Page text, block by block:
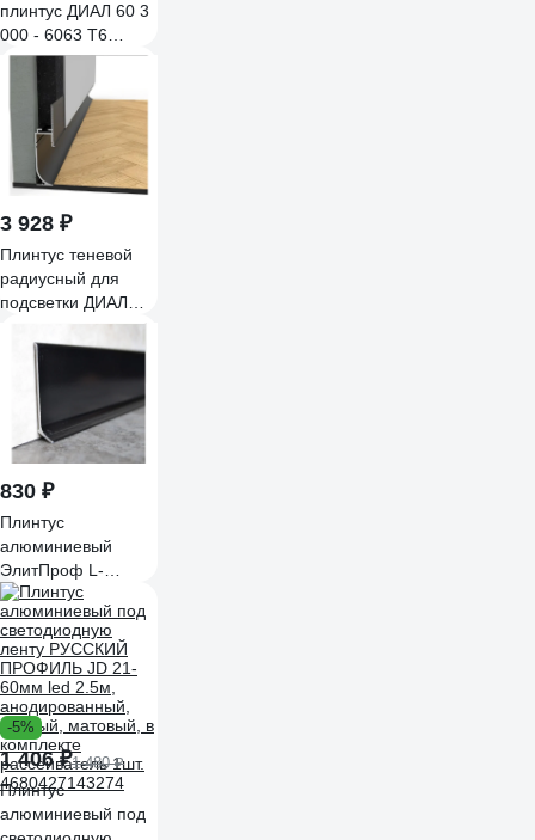
плинтус ДИАЛ 60 3
000 - 6063 Т6
черный матовый
4687204783388
3 928 ₽
Плинтус теневой
радиусный для
подсветки ДИАЛ
3000 мм, 6063 Т6,
черный матовый
4687205233158
830 ₽
Плинтус
алюминиевый
ЭлитПроф L-
образный
60x11x2500 мм, с
полимерным
покрытием черный
матовый апл 60
ПР9004 250
-5%
1 406 ₽1 480 ₽
Плинтус
алюминиевый под